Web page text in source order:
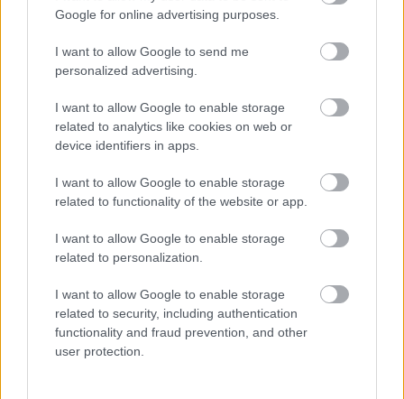
Google for online advertising purposes.
I want to allow Google to send me
personalized advertising.
I want to allow Google to enable storage
related to analytics like cookies on web or
device identifiers in apps.
I want to allow Google to enable storage
related to functionality of the website or app.
I want to allow Google to enable storage
related to personalization.
I want to allow Google to enable storage
related to security, including authentication
functionality and fraud prevention, and other
user protection.
Διαβάστε επίσης